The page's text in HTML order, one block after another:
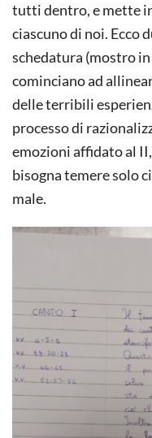
tutti dentro, e mette
ciascuno di noi. Ecco
schedatura (mostro
cominciano ad
delle terribili
processo di
emozioni affidato al
bisogna temere solo
male.